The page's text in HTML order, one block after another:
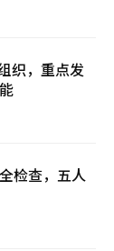
织，重点发
检查，五人